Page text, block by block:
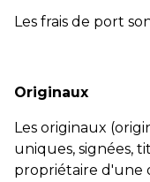
Les frais de port
Originaux
Les originaux
uniques, signées,
propriétaire d'une